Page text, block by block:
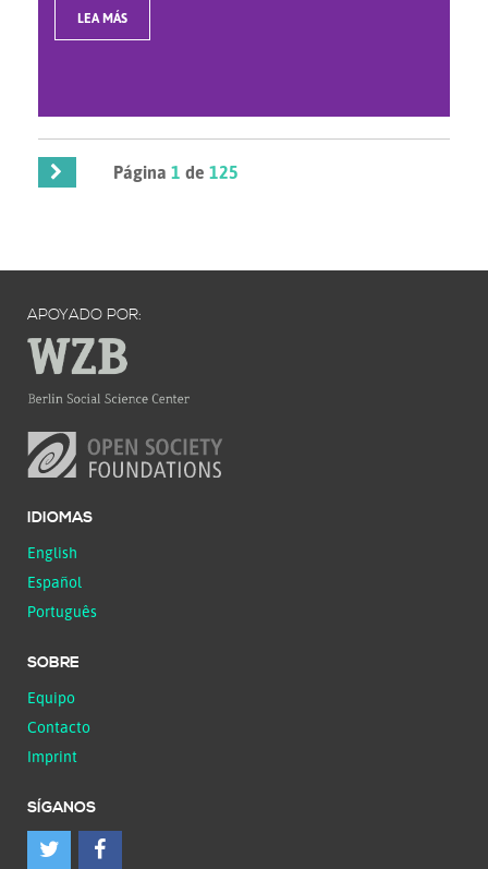
LEA MÁS
Página1 de125
APOYADO POR:
IDIOMAS
English
Español
Português
SOBRE
Equipo
Contacto
Imprint
SÍGANOS